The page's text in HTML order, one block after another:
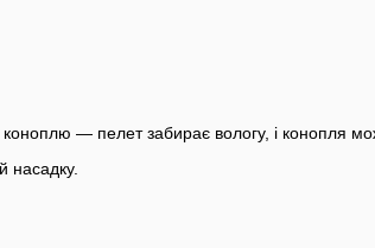
— пелет забирає вологу, і конопля
насадку.